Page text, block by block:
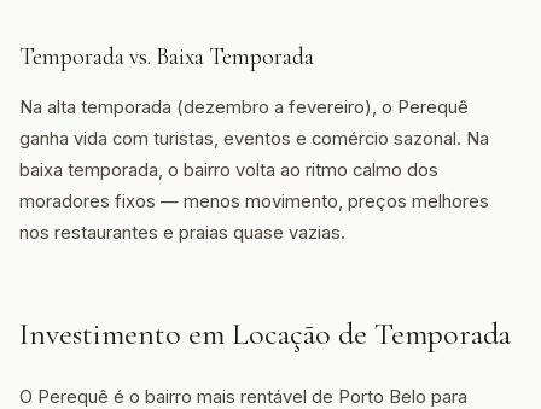
Temporada vs. Baixa Temporada
Na alta temporada (dezembro a fevereiro), o Perequê
ganha vida com turistas, eventos e comércio sazonal. Na
baixa temporada, o bairro volta ao ritmo calmo dos
moradores fixos — menos movimento, preços melhores
nos restaurantes e praias quase vazias.
Investimento em Locação de Temporada
O Perequê é o bairro mais rentável de Porto Belo para